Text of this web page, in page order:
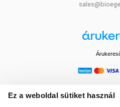
Ez a weboldal sütiket használ